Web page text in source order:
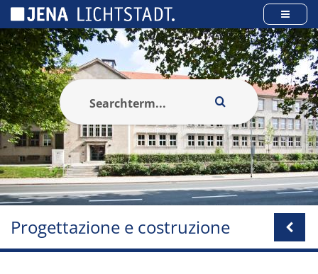
Progettazione e costruzione
Pannello di gestione dei cookies